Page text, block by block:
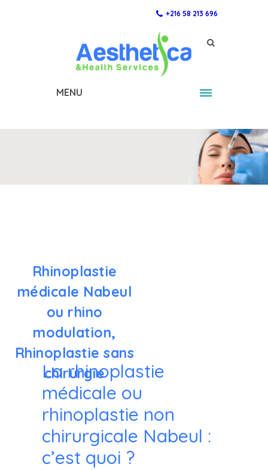
+216 58 213 696
MENU
Rhinoplastie
médicale Nabeul
ou rhino
modulation,
Rhinoplastie sans
chirurgie
La rhinoplastie
médicale ou
rhinoplastie non
chirurgicale Nabeul :
c’est quoi ?